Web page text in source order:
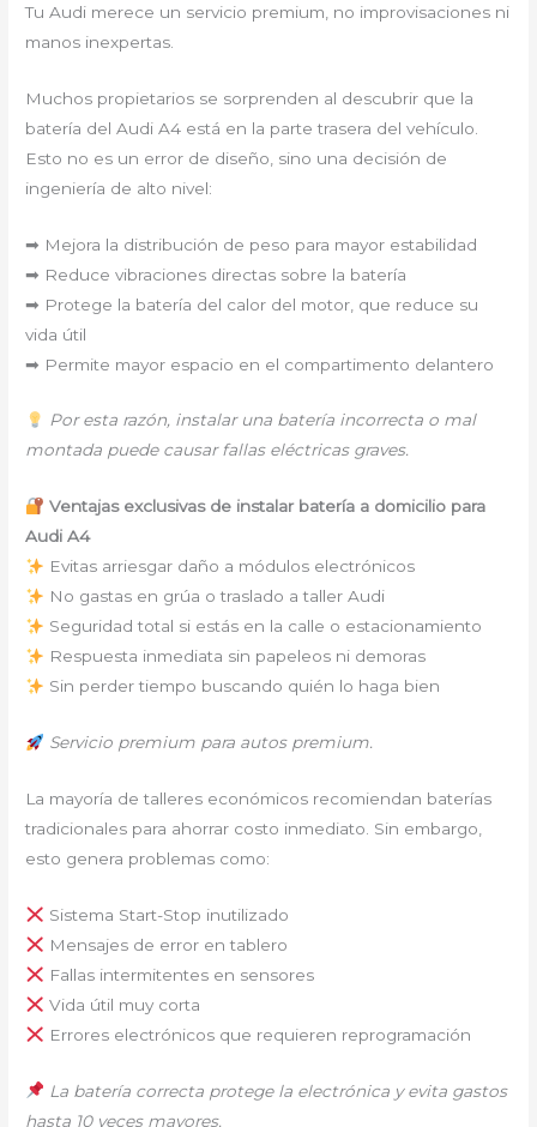
Tu Audi merece un servicio premium, no improvisaciones ni
manos inexpertas.
Muchos propietarios se sorprenden al descubrir que la
batería del Audi A4 está en la parte trasera del vehículo.
Esto no es un error de diseño, sino una decisión de
ingeniería de alto nivel:
➡ Mejora la distribución de peso para mayor estabilidad
➡ Reduce vibraciones directas sobre la batería
➡ Protege la batería del calor del motor, que reduce su
vida útil
➡ Permite mayor espacio en el compartimento delantero
Por esta razón, instalar una batería incorrecta o mal
montada puede causar fallas eléctricas graves.
Ventajas exclusivas de instalar batería a domicilio para
Audi A4
Evitas arriesgar daño a módulos electrónicos
No gastas en grúa o traslado a taller Audi
Seguridad total si estás en la calle o estacionamiento
Respuesta inmediata sin papeleos ni demoras
Sin perder tiempo buscando quién lo haga bien
Servicio premium para autos premium.
La mayoría de talleres económicos recomiendan baterías
tradicionales para ahorrar costo inmediato. Sin embargo,
esto genera problemas como:
Sistema Start-Stop inutilizado
Mensajes de error en tablero
Fallas intermitentes en sensores
Vida útil muy corta
Errores electrónicos que requieren reprogramación
La batería correcta protege la electrónica y evita gastos
hasta 10 veces mayores.